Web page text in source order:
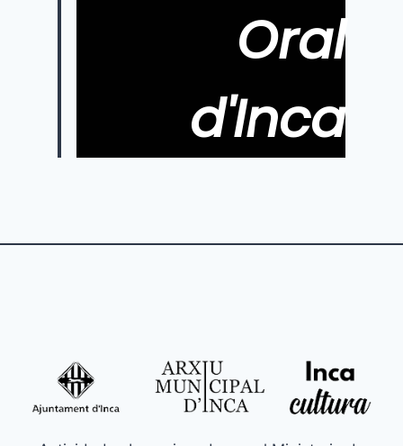
Oral
d'Inca